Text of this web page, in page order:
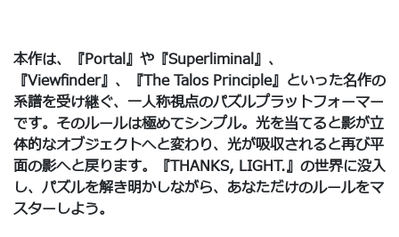
本作は、『Portal』や『Superliminal』、
『Viewfinder』、『The Talos Principle』といった名作の
系譜を受け継ぐ、一人称視点のパズルプラットフォーマー
です。そのルールは極めてシンプル。光を当てると影が立
体的なオブジェクトへと変わり、光が吸収されると再び平
面の影へと戻ります。『THANKS, LIGHT.』の世界に没入
し、パズルを解き明かしながら、あなただけのルールをマ
スターしよう。